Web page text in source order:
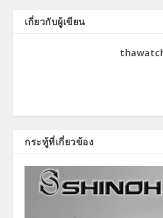
เกี่ยวกับผู้เขียน
กระทู้ที่เกี่ยวข้อง